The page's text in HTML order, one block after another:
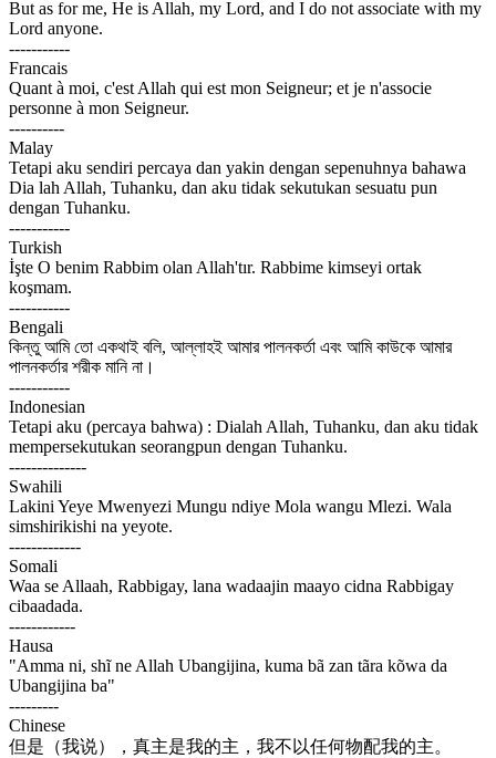
But as for me, He is Allah, my Lord, and I do not associate with my
Lord anyone.
-----------
Francais
Quant à moi, c'est Allah qui est mon Seigneur; et je n'associe
personne à mon Seigneur.
----------
Malay
Tetapi aku sendiri percaya dan yakin dengan sepenuhnya bahawa
Dia lah Allah, Tuhanku, dan aku tidak sekutukan sesuatu pun
dengan Tuhanku.
-----------
Turkish
İşte O benim Rabbim olan Allah'tır. Rabbime kimseyi ortak
koşmam.
-----------
Bengali
কিন্তু আমি তো একথাই বলি, আল্লাহই আমার পালনকর্তা এবং আমি কাউকে আমার
পালনকর্তার শরীক মানি না।
-----------
Indonesian
Tetapi aku (percaya bahwa) : Dialah Allah, Tuhanku, dan aku tidak
mempersekutukan seorangpun dengan Tuhanku.
--------------
Swahili
Lakini Yeye Mwenyezi Mungu ndiye Mola wangu Mlezi. Wala
simshirikishi na yeyote.
-------------
Somali
Waa se Allaah, Rabbigay, lana wadaajin maayo cidna Rabbigay
cibaadada.
------------
Hausa
"Amma ni, shĩ ne Allah Ubangijina, kuma bã zan tãra kõwa da
Ubangijina ba"
---------
Chinese
但是（我说），真主是我的主，我不以任何物配我的主。